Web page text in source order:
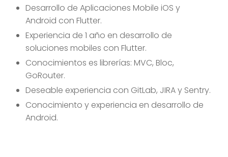
Desarrollo de Aplicaciones Mobile iOS y
Android con Flutter.
Experiencia de 1 año en desarrollo de
soluciones mobiles con Flutter.
Conocimientos es librerías: MVC, Bloc,
GoRouter.
Deseable experiencia con GitLab, JIRA y Sentry.
Conocimiento y experiencia en desarrollo de
Android.